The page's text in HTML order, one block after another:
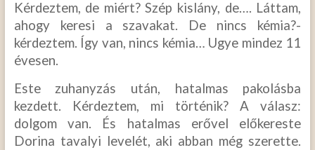
Kérdeztem, de miért? Szép kislány, de…. Láttam,
ahogy keresi a szavakat. De nincs kémia?-
kérdeztem. Így van, nincs kémia… Ugye mindez 11
évesen.
Este zuhanyzás után, hatalmas pakolásba
kezdett. Kérdeztem, mi történik? A válasz:
dolgom van. És hatalmas erővel előkereste
Dorina tavalyi levelét, aki abban még szerette.